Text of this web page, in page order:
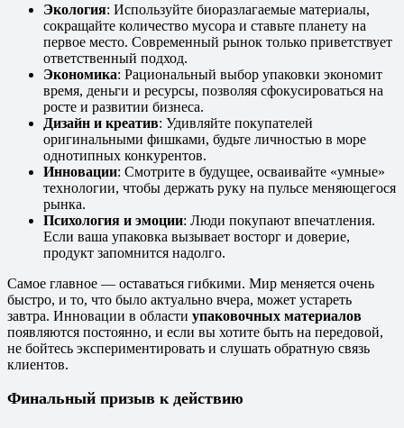
Экология: Используйте биоразлагаемые материалы,
сокращайте количество мусора и ставьте планету на
первое место. Современный рынок только приветствует
ответственный подход.
Экономика: Рациональный выбор упаковки экономит
время, деньги и ресурсы, позволяя сфокусироваться на
росте и развитии бизнеса.
Дизайн и креатив: Удивляйте покупателей
оригинальными фишками, будьте личностью в море
однотипных конкурентов.
Инновации: Смотрите в будущее, осваивайте «умные»
технологии, чтобы держать руку на пульсе меняющегося
рынка.
Психология и эмоции: Люди покупают впечатления.
Если ваша упаковка вызывает восторг и доверие,
продукт запомнится надолго.
Самое главное — оставаться гибкими. Мир меняется очень
быстро, и то, что было актуально вчера, может устареть
завтра. Инновации в области упаковочных материалов
появляются постоянно, и если вы хотите быть на передовой,
не бойтесь экспериментировать и слушать обратную связь
клиентов.
Финальный призыв к действию